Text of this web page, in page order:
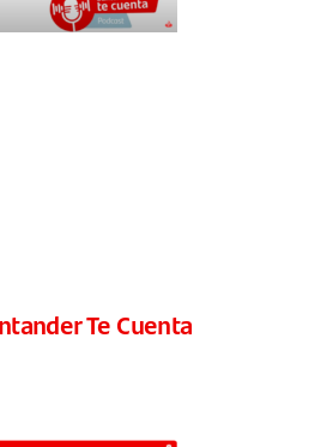
Te Cuenta